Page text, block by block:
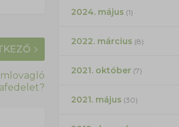
2024. május (1)
2022. március (8)
2021. október(7)
2021. május (30)